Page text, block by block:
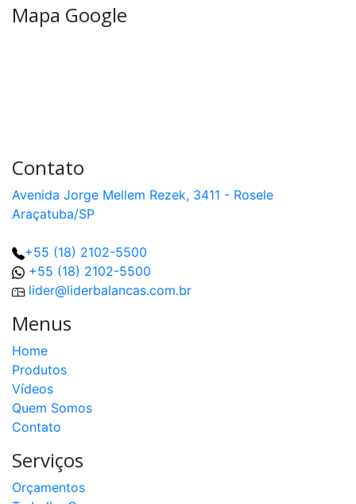
Mapa Google
Contato
Avenida Jorge Mellem Rezek, 3411 - Rosele
Araçatuba/SP
+55 (18) 2102-5500
+55 (18) 2102-5500
lider@liderbalancas.com.br
Menus
Home
Produtos
Vídeos
Quem Somos
Contato
Serviços
Orçamentos